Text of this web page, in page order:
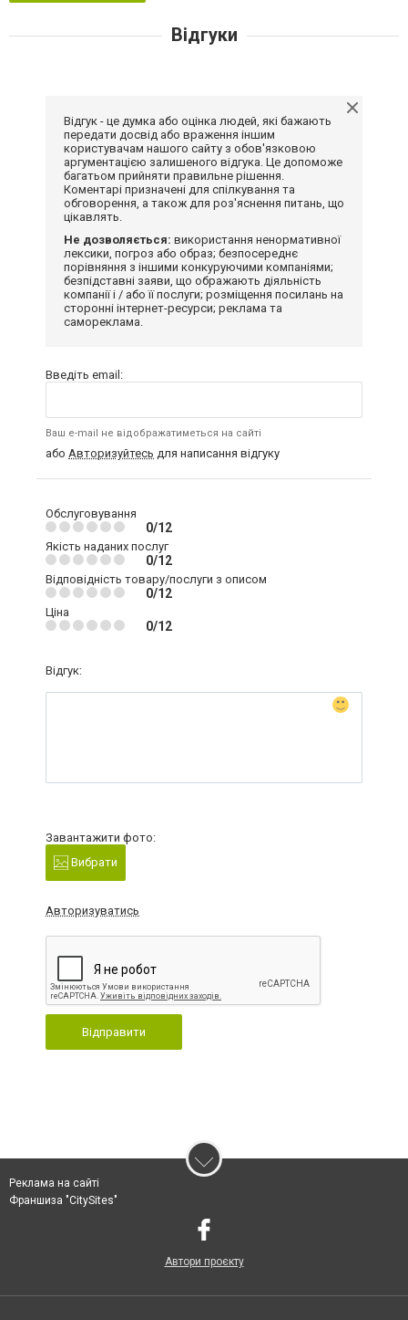
Відгуки
Відгук - це думка або оцінка людей, які бажають
передати досвід або враження іншим
користувачам нашого сайту з обов'язковою
аргументацією залишеного відгука. Це допоможе
багатьом прийняти правильне рішення.
Коментарі призначені для спілкування та
обговорення, а також для роз'яснення питань, що
цікавлять.
Не дозволяється: використання ненормативної
лексики, погроз або образ; безпосереднє
порівняння з іншими конкуруючими компаніями;
безпідставні заяви, що ображають діяльність
компанії і / або її послуги; розміщення посилань на
сторонні інтернет-ресурси; реклама та
самореклама.
Введіть email:
Ваш e-mail не відображатиметься на сайті
або Авторизуйтесь для написання відгуку
Обслуговування
0/12
Якість наданих послуг
0/12
Відповідність товару/послуги з описом
0/12
Ціна
0/12
Відгук:
Завантажити фото:
Вибрати
Авторизуватись
Відправити
Реклама на сайті
Франшиза "CitySites"
Автори проєкту